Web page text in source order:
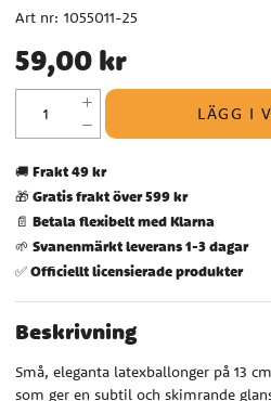
Art nr: 1055011-25
Pris: 59,00 kr
59,00 kr
LÄGG I
🚚 Frakt 49 kr
🎁 Gratis frakt över 599 kr
📄 Betala flexibelt med Klarna
🌱 Svanenmärkt leverans 1-3 dagar
✅Officiellt licensierade produkter
Beskrivning
Små, eleganta latexballonger på 13
som ger en subtil och skimrande